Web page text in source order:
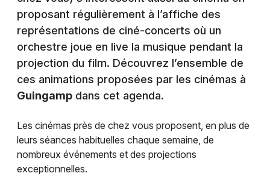
proposant régulièrement à l’affiche des
représentations de ciné-concerts où un
orchestre joue en live la musique pendant la
projection du film. Découvrez l’ensemble de
ces animations proposées par les cinémas à
Guingamp dans cet agenda.
Les cinémas près de chez vous proposent, en plus de
leurs séances habituelles chaque semaine, de
nombreux événements et des projections
exceptionnelles.